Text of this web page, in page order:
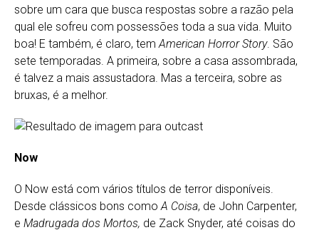
sobre um cara que busca respostas sobre a razão pela
qual ele sofreu com possessões toda a sua vida. Muito
boa! E também, é claro, temAmerican Horror Story. São
sete temporadas. A primeira, sobre a casa assombrada,
é talvez a mais assustadora. Mas a terceira, sobre as
bruxas, é a melhor.
Now
O Now está com vários títulos de terror disponíveis.
Desde clássicos bons como A Coisa, de John Carpenter,
e Madrugada dos Mortos, de Zack Snyder, até coisas do